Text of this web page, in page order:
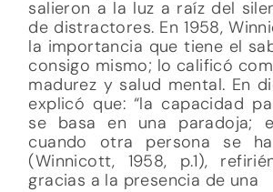
salieron a la luz a raíz del
de distractores. En 1958,
la importancia que tiene el
consigo mismo; lo calificó
madurez y salud mental. En
explicó que: “la capacidad
se basa en una paradoja;
cuando otra persona se
(Winnicott, 1958, p.1),
gracias a la presencia de una